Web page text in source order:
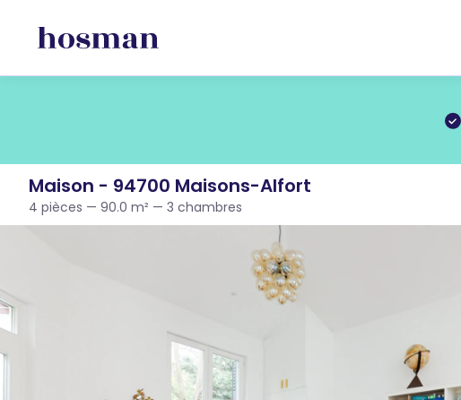
Maison - 94700 Maisons-Alfort
4 pièces — 90.0 m² — 3 chambres